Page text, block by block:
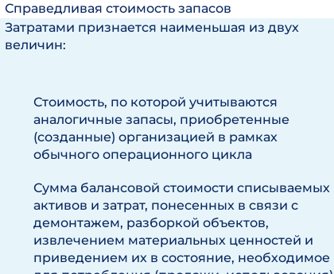
Справедливая стоимость запасов
Затратами признается наименьшая из двух
величин:
Стоимость, по которой учитываются
аналогичные запасы, приобретенные
(созданные) организацией в рамках
обычного операционного цикла
Сумма балансовой стоимости списываемых
активов и затрат, понесенных в связи с
демонтажем, разборкой объектов,
извлечением материальных ценностей и
приведением их в состояние, необходимое